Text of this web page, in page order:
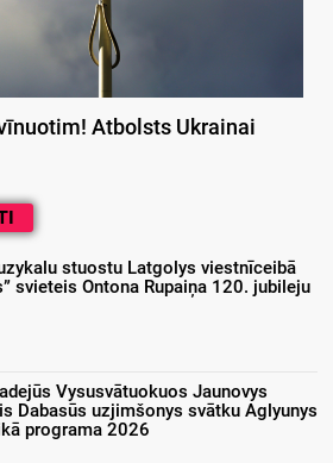
Atbolsts Ukrainai
stuostu Latgolys viestnīceibā
svieteis Ontona Rupaiņa 120. jubileju
Vysusvātuokuos Jaunovys
Dabasūs uzjimšonys svātku Aglyunys
programa 2026